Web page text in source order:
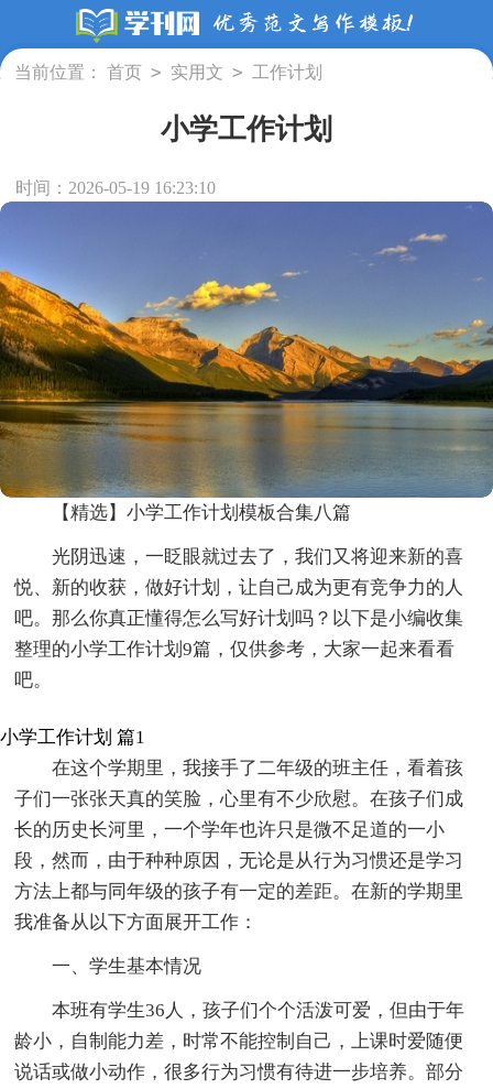
当前位置： 首页 > 实用文 > 工作计划
小学工作计划
时间：2026-05-19 16:23:10
【精选】小学工作计划模板合集八篇
光阴迅速，一眨眼就过去了，我们又将迎来新的喜
悦、新的收获，做好计划，让自己成为更有竞争力的人
吧。那么你真正懂得怎么写好计划吗？以下是小编收集
整理的小学工作计划9篇，仅供参考，大家一起来看看
吧。
小学工作计划 篇1
在这个学期里，我接手了二年级的班主任，看着孩
子们一张张天真的笑脸，心里有不少欣慰。在孩子们成
长的历史长河里，一个学年也许只是微不足道的一小
段，然而，由于种种原因，无论是从行为习惯还是学习
方法上都与同年级的孩子有一定的差距。在新的学期里
我准备从以下方面展开工作：
一、学生基本情况
本班有学生36人，孩子们个个活泼可爱，但由于年
龄小，自制能力差，时常不能控制自己，上课时爱随便
说话或做小动作，很多行为习惯有待进一步培养。部分